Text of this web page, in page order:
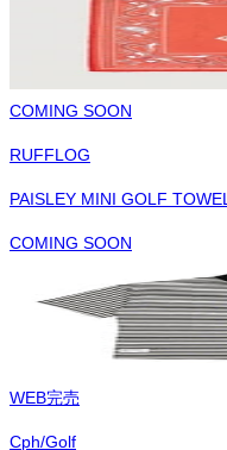
COMING SOON
RUFFLOG
PAISLEY MINI GOLF TOWEL
COMING SOON
WEB完売
Cph/Golf